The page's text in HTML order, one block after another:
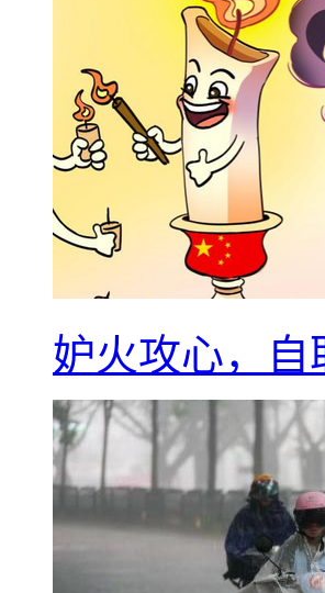
妒火攻心，自